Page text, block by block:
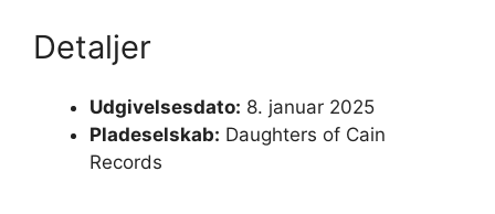
Detaljer
Udgivelsesdato: 8. januar 2025
Pladeselskab: Daughters of Cain
Records